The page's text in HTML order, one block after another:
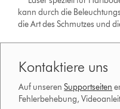
kann durch die
die Art des Schmutzes und
Kontaktiere uns
Auf unserenSupportseiten
Fehlerbehebung,